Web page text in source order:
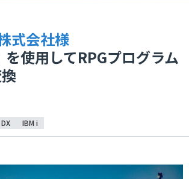
式会社様
を使用してRPGプログラム
DX IBM i